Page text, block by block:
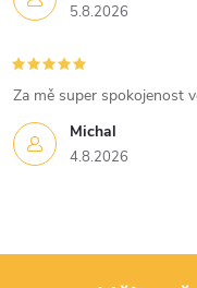
5.8.2026
Michal
4.8.2026
Za mě super spokojenost